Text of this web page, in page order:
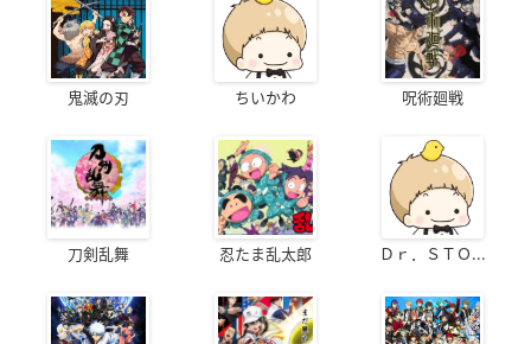
鬼滅の刃 ちいかわ 呪術廻戦
刀剣乱舞 忍たま乱太郎 Ｄｒ．ＳＴＯ...